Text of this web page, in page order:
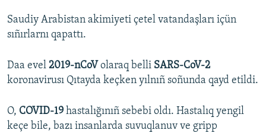
Saudiy Arabistan akimiyeti çetel vatandaşları içün
sıñırlarnı qapattı.
Daa evel 2019-nCoV olaraq belli SARS-CoV-2
koronavirusı Qıtayda keçken yılnıñ soñunda qayd etildi.
O, COVID-19 hastalığınıñ sebebi oldı. Hastalıq yengil
keçe bile, bazı insanlarda suvuqlanuv ve gripp